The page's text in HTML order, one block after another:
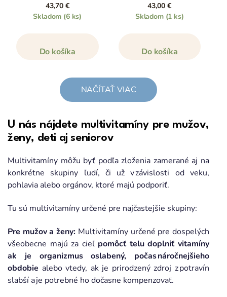
43,70 €
Skladom (6 ks)
Do košíka
43,00 €
Skladom (1 ks)
Do košíka
NAČÍTAŤ VIAC
U nás nájdete multivitamíny pre mužov,
ženy, deti aj seniorov
Multivitamíny môžu byť podľa zloženia zamerané aj na
konkrétne skupiny ľudí, či už v závislosti od veku,
pohlavia alebo orgánov, ktoré majú podporiť.
Tu sú multivitamíny určené pre najčastejšie skupiny:
Pre mužov a ženy: Multivitamíny určené pre dospelých
všeobecne majú za cieľ pomôcť telu doplniť vitamíny
ak je organizmus oslabený, počas náročnejšieho
obdobie alebo vtedy, ak je prirodzený zdroj z potravín
slabší a je potrebné ho dočasne kompenzovať.